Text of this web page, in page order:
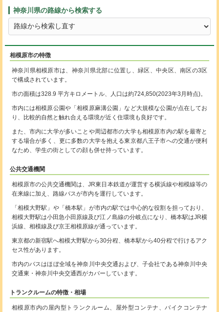
神奈川県の路線から検索する
相模原市の特徴
神奈川県相模原市は、神奈川県北部に位置し、緑区、中央区、南区の3区
で構成されています。
市の面積は328.9 平方キロメートル、人口は約724,850(2023年3月時点)。
市内には相模原公園や「相模原麻溝公園」など大規模な公園が点在してお
り、比較的自然と触れ合える環境が近く住環境も良好です。
また、市内に大学が多いことや周辺都市の大学も相模原市内の駅を最寄と
する場合が多く、更に多数の大学を抱える東京都八王子市への交通が便利
なため、学生の街としての顔も併せ持っています。
公共交通機関
相模原市の公共交通機関は、JR東日本鉄道が運営する横浜線や相模線等の
在来線に加え、路線バスが市内を運行しています。
「相模大野駅」や「橋本駅」が市内の駅では中心的な役割を担っており、
相模大野駅は小田急小田原線及び江ノ島線の分岐点になり、橋本駅はJR横
浜線、相模線及び京王相模原線が通っています。
東京都の新宿駅へ相模大野駅から30分程、橋本駅から40分程で行けるアク
セス性があります。
市内のバスはほぼ全域を神奈川中央交通および、子会社である神奈川中央
交通東・神奈川中央交通西がカバーしています。
トランクルームの特徴・相場
相模原市内の屋内型トランクルーム、屋外型コンテナ、バイクコンテナ